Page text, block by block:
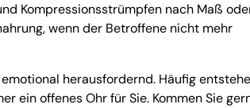
Kompressionsstrümpfen nach Maß
wenn der Betroffene nicht mehr
herausfordernd. Häufig
ein offenes Ohr für Sie. Kommen Sie